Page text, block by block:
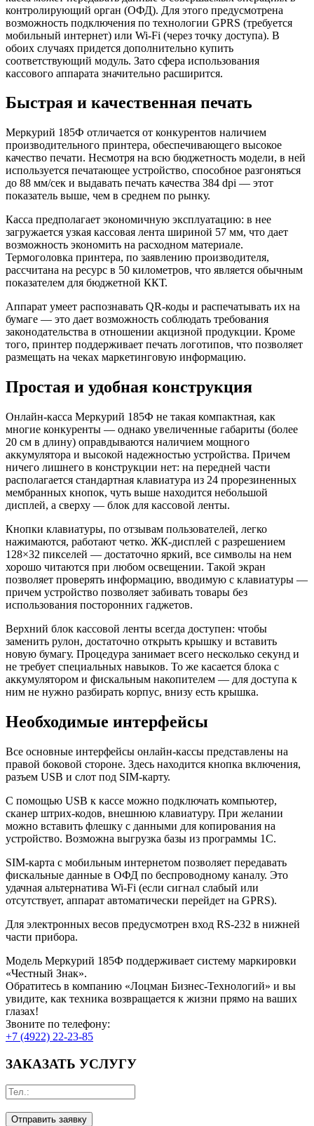
контролирующий орган (ОФД). Для этого предусмотрена
возможность подключения по технологии GPRS (требуется
мобильный интернет) или Wi-Fi (через точку доступа). В
обоих случаях придется дополнительно купить
соответствующий модуль. Зато сфера использования
кассового аппарата значительно расширится.
Быстрая и качественная печать
Меркурий 185Ф отличается от конкурентов наличием
производительного принтера, обеспечивающего высокое
качество печати. Несмотря на всю бюджетность модели, в ней
используется печатающее устройство, способное разгоняться
до 88 мм/сек и выдавать печать качества 384 dpi — этот
показатель выше, чем в среднем по рынку.
Касса предполагает экономичную эксплуатацию: в нее
загружается узкая кассовая лента шириной 57 мм, что дает
возможность экономить на расходном материале.
Термоголовка принтера, по заявлению производителя,
рассчитана на ресурс в 50 километров, что является обычным
показателем для бюджетной ККТ.
Аппарат умеет распознавать QR-коды и распечатывать их на
бумаге — это дает возможность соблюдать требования
законодательства в отношении акцизной продукции. Кроме
того, принтер поддерживает печать логотипов, что позволяет
размещать на чеках маркетинговую информацию.
Простая и удобная конструкция
Онлайн-касса Меркурий 185Ф не такая компактная, как
многие конкуренты — однако увеличенные габариты (более
20 см в длину) оправдываются наличием мощного
аккумулятора и высокой надежностью устройства. Причем
ничего лишнего в конструкции нет: на передней части
располагается стандартная клавиатура из 24 прорезиненных
мембранных кнопок, чуть выше находится небольшой
дисплей, а сверху — блок для кассовой ленты.
Кнопки клавиатуры, по отзывам пользователей, легко
нажимаются, работают четко. ЖК-дисплей с разрешением
128×32 пикселей — достаточно яркий, все символы на нем
хорошо читаются при любом освещении. Такой экран
позволяет проверять информацию, вводимую с клавиатуры —
причем устройство позволяет забивать товары без
использования посторонних гаджетов.
Верхний блок кассовой ленты всегда доступен: чтобы
заменить рулон, достаточно открыть крышку и вставить
новую бумагу. Процедура занимает всего несколько секунд и
не требует специальных навыков. То же касается блока с
аккумулятором и фискальным накопителем — для доступа к
ним не нужно разбирать корпус, внизу есть крышка.
Необходимые интерфейсы
Все основные интерфейсы онлайн-кассы представлены на
правой боковой стороне. Здесь находится кнопка включения,
разъем USB и слот под SIM-карту.
С помощью USB к кассе можно подключать компьютер,
сканер штрих-кодов, внешнюю клавиатуру. При желании
можно вставить флешку с данными для копирования на
устройство. Возможна выгрузка базы из программы 1С.
SIM-карта с мобильным интернетом позволяет передавать
фискальные данные в ОФД по беспроводному каналу. Это
удачная альтернатива Wi-Fi (если сигнал слабый или
отсутствует, аппарат автоматически перейдет на GPRS).
Для электронных весов предусмотрен вход RS-232 в нижней
части прибора.
Модель Меркурий 185Ф поддерживает систему маркировки
«Честный Знак».
Обратитесь в компанию «Лоцман Бизнес-Технологий» и вы
увидите, как техника возвращается к жизни прямо на ваших
глазах!
Звоните по телефону:
+7 (4922) 22-23-85
ЗАКАЗАТЬ УСЛУГУ
Отправить заявку